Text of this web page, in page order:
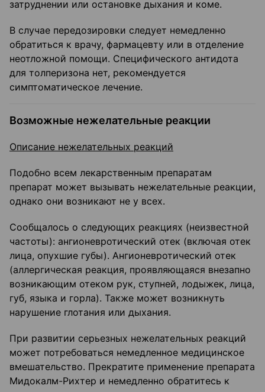
затруднении или остановке дыхания и коме.
В случае передозировки следует немедленно
обратиться к врачу, фармацевту или в отделение
неотложной помощи. Специфического антидота
для толперизона нет, рекомендуется
симптоматическое лечение.
Возможные нежелательные реакции
Описание нежелательных реакций
Подобно всем лекарственным препаратам
препарат может вызывать нежелательные реакции,
однако они возникают не у всех.
Сообщалось о следующих реакциях (неизвестной
частоты): ангионевротический отек (включая отек
лица, опухшие губы). Ангионевротический отек
(аллергическая реакция, проявляющаяся внезапно
возникающим отеком рук, ступней, лодыжек, лица,
губ, языка и горла). Также может возникнуть
нарушение глотания или дыхания.
При развитии серьезных нежелательных реакций
может потребоваться немедленное медицинское
вмешательство. Прекратите применение препарата
Мидокалм-Рихтер и немедленно обратитесь к